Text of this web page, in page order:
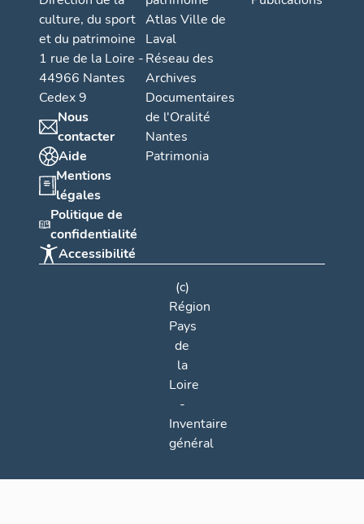
culture, du sport
et du patrimoine
1 rue de la Loire -
44966 Nantes
Cedex 9
Nous
contacter
Aide
Mentions
légales
Politique de
confidentialité
Accessibilité
Atlas Ville de
Laval
Réseau des
Archives
Documentaires
de l'Oralité
Nantes
Patrimonia
(c)
Région
Pays
de
la
Loire
-
Inventaire
général